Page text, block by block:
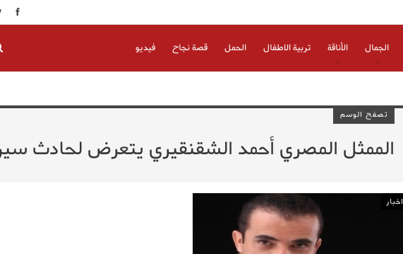
الجمال الأناقة تربية الاطفال الحمل قصة نجاح فيديو
تصفح الوسم
الممثل المصري أحمد الشقنقيري يتعرض لحادث
اخبار